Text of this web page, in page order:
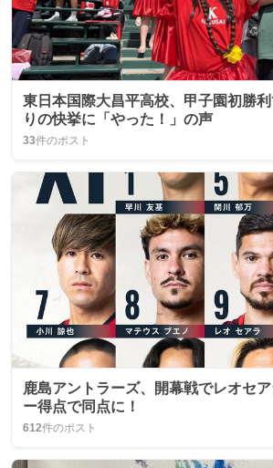
東日本国際大昌平高校、甲子園初勝
りの快挙に「やった！」の声
33件のポスト
鹿島アントラーズ、開幕戦でレオセ
ー得点で同点に！
612件のポスト